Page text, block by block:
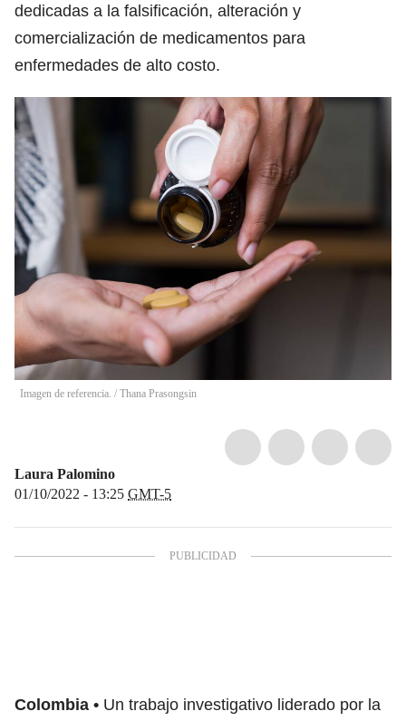
dedicadas a la falsificación, alteración y
comercialización de medicamentos para
enfermedades de alto costo.
Imagen de referencia. / Thana Prasongsin
Laura Palomino
01/10/2022 - 13:25 GMT-5
Colombia
Un trabajo investigativo liderado por la